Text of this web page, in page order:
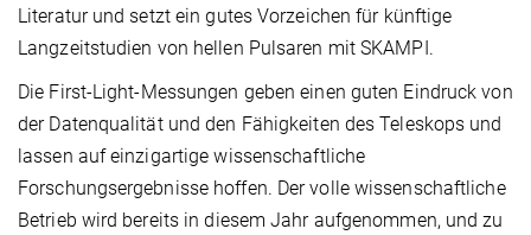
Literatur und setzt ein gutes Vorzeichen für künftige
Langzeitstudien von hellen Pulsaren mit SKAMPI.
Die First-Light-Messungen geben einen guten Eindruck von
der Datenqualität und den Fähigkeiten des Teleskops und
lassen auf einzigartige wissenschaftliche
Forschungsergebnisse hoffen. Der volle wissenschaftliche
Betrieb wird bereits in diesem Jahr aufgenommen, und zu